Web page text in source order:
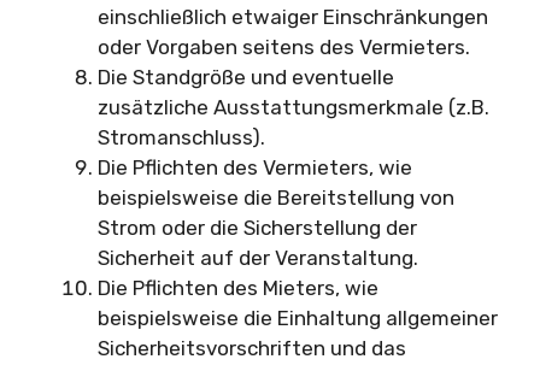
einschließlich etwaiger Einschränkungen
oder Vorgaben seitens des Vermieters.
Die Standgröße und eventuelle
zusätzliche Ausstattungsmerkmale (z.B.
Stromanschluss).
Die Pflichten des Vermieters, wie
beispielsweise die Bereitstellung von
Strom oder die Sicherstellung der
Sicherheit auf der Veranstaltung.
Die Pflichten des Mieters, wie
beispielsweise die Einhaltung allgemeiner
Sicherheitsvorschriften und das